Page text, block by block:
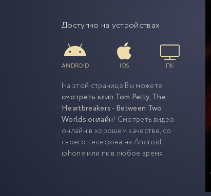
Доступно на устройствах
ANDROID IOS ПК
На этой странице Вы можете
смотреть клип Tom Petty, The
Heartbreakers - Between Two
Worlds онлайн! Смотреть видео
онлайн в хорошем качестве, со
своего телефона на Android,
iphone или пк в любое время.